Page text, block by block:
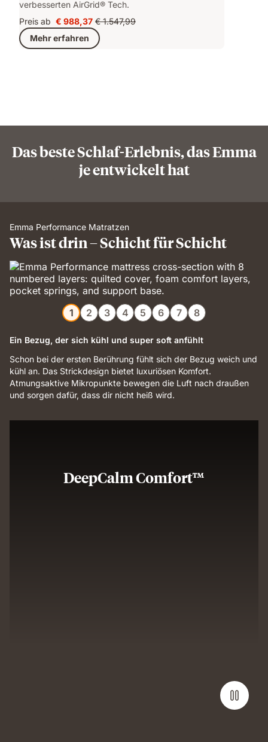
verbesserten AirGrid® Tech.
Preis ab Preis
€ 988,37
€ 988,37Ursprünglicher
Preis
€ 1.547,99
€ 1.547,99
Mehr erfahren
Das beste Schlaf-Erlebnis, das Emma
je entwickelt hat
Emma Performance Matratzen
Was ist drin – Schicht für Schicht
1 2 3 4 5 6 7 8
Ein Bezug, der sich kühl und super soft anfühlt
Schon bei der ersten Berührung fühlt sich der Bezug weich und
kühl an. Das Strickdesign bietet luxuriösen Komfort.
Atmungsaktive Mikropunkte bewegen die Luft nach draußen
und sorgen dafür, dass dir nicht heiß wird.
DeepCalm Comfort™